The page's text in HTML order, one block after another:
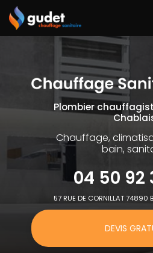
Aller
au
contenu
principal
Plombier
Chauffage,
bain,
04 50 92
57 RUE DE CORNILLAT 74890
DEVIS